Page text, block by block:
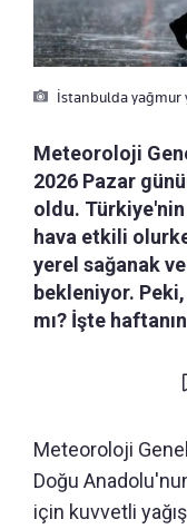
İstanbulda yağmur
Meteoroloji
2026 Pazar
oldu.
hava etkili
yerel sağanak
bekleniyor.
mı? İşte
Meteoroloji
Doğu
için kuvvetli